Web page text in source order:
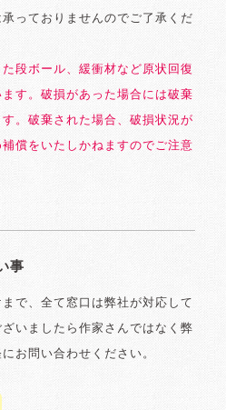
っておりませんのでご了承くだ
段ボール、緩衝材など原状回復
す。破損があった場合には破棄
。破棄された場合、破損状況が
償をいたしかねますのでご注意
事
で、全て窓口は弊社が対応して
いましたら作家さんではなく弊
お問い合わせください。